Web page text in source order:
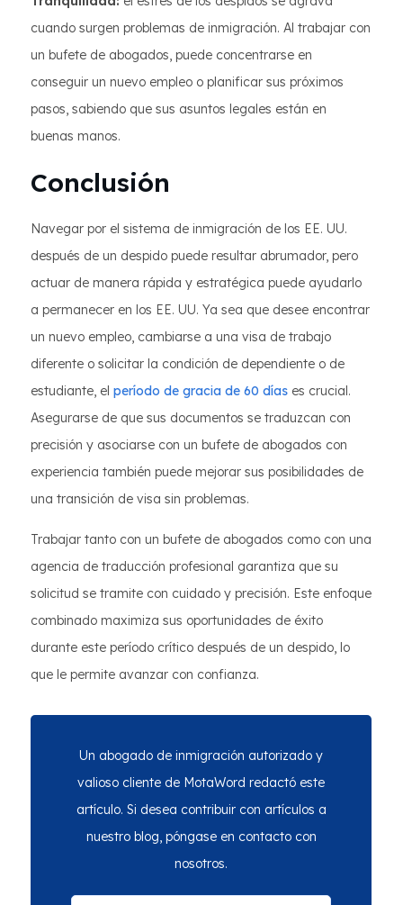
cuando surgen problemas de inmigración. Al trabajar con
un bufete de abogados, puede concentrarse en
conseguir un nuevo empleo o planificar sus próximos
pasos, sabiendo que sus asuntos legales están en
buenas manos.
Conclusión
Navegar por el sistema de inmigración de los EE. UU.
después de un despido puede resultar abrumador, pero
actuar de manera rápida y estratégica puede ayudarlo
a permanecer en los EE. UU. Ya sea que desee encontrar
un nuevo empleo, cambiarse a una visa de trabajo
diferente o solicitar la condición de dependiente o de
estudiante, el período de gracia de 60 días es crucial.
Asegurarse de que sus documentos se traduzcan con
precisión y asociarse con un bufete de abogados con
experiencia también puede mejorar sus posibilidades de
una transición de visa sin problemas.
Trabajar tanto con un bufete de abogados como con una
agencia de traducción profesional garantiza que su
solicitud se tramite con cuidado y precisión. Este enfoque
combinado maximiza sus oportunidades de éxito
durante este período crítico después de un despido, lo
que le permite avanzar con confianza.
Un abogado de inmigración autorizado y
valioso cliente de MotaWord redactó este
artículo. Si desea contribuir con artículos a
nuestro blog, póngase en contacto con
nosotros.